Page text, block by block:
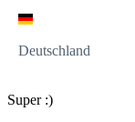
Deutschland
Super :)